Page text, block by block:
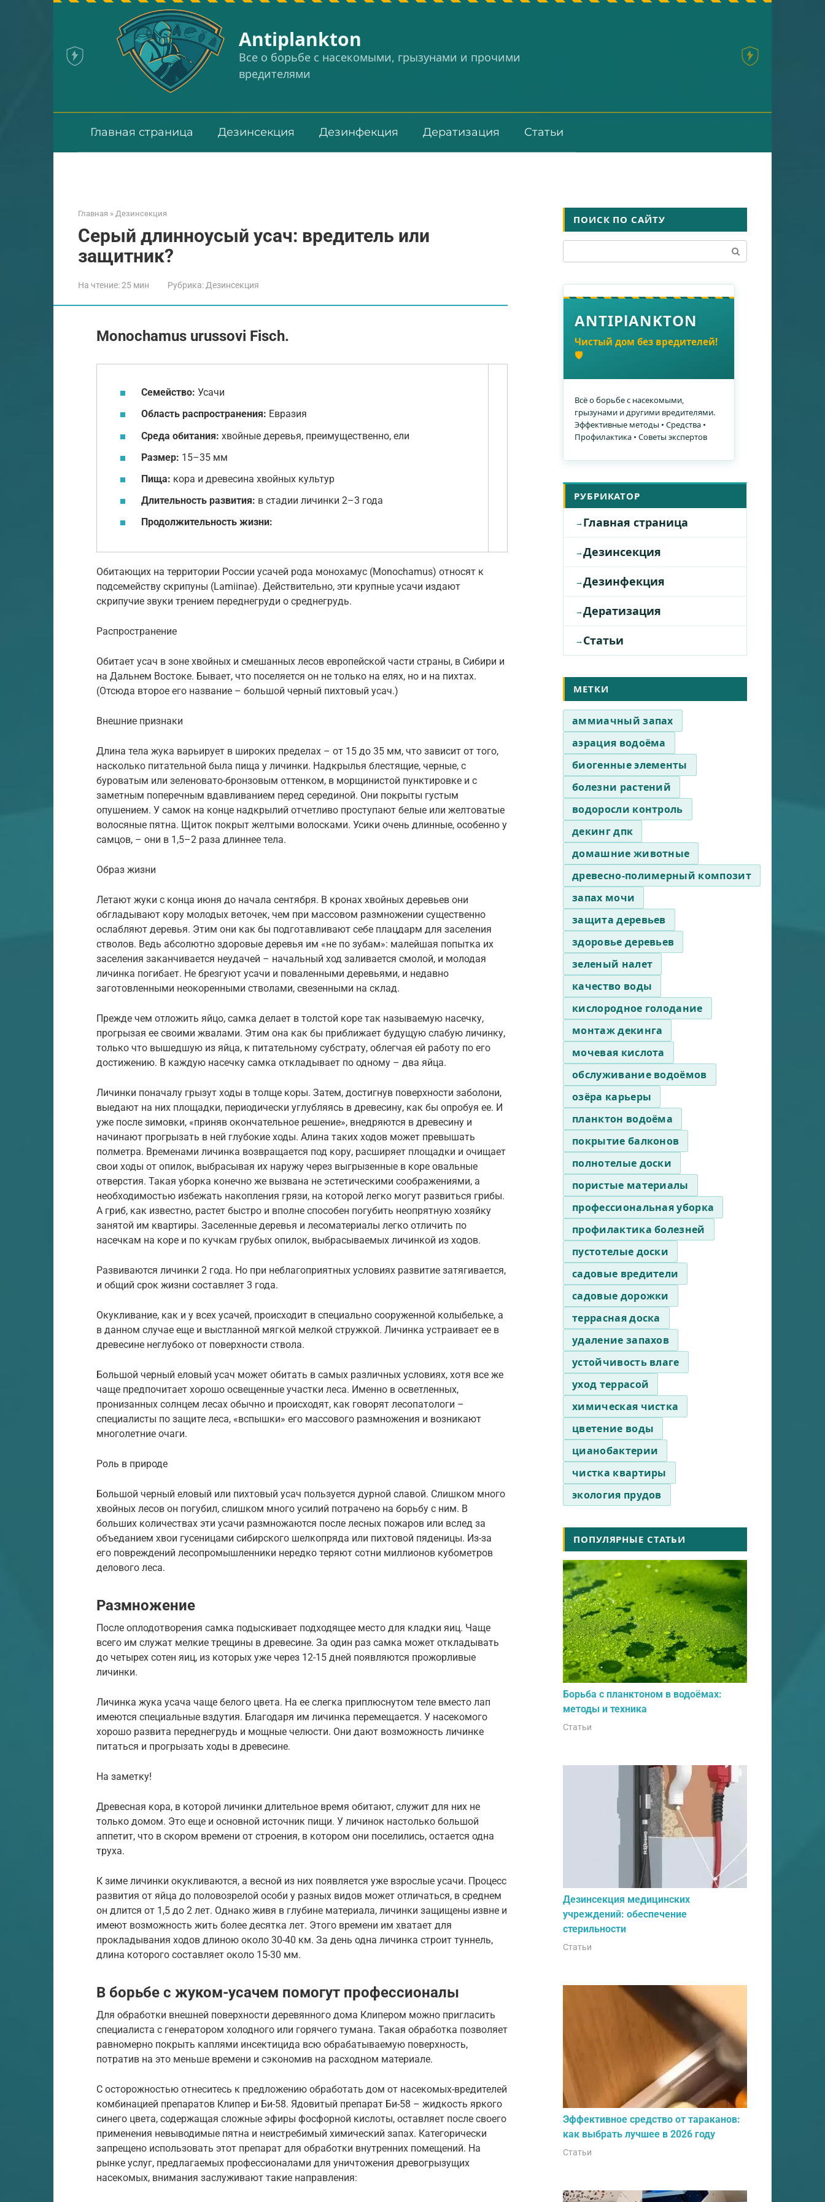
Аntiplankton
Все о борьбе с насекомыми, грызунами и прочими
вредителями
Главная страница Дезинсекция Дезинфекция Дератизация Статьи
Главная » Дезинсекция
Серый длинноусый усач: вредитель или
защитник?
На чтение:25 мин Рубрика: Дезинсекция
Monochamus urussovi Fisch.
Семейство: Усачи
Область распространения: Евразия
Среда обитания: хвойные деревья, преимущественно, ели
Размер: 15–35 мм
Пища: кора и древесина хвойных культур
Длительность развития: в стадии личинки 2–3 года
Продолжительность жизни:
Обитающих на территории России усачей рода монохамус (Monochamus) относят к
подсемейству скрипуны (Lamiinae). Действительно, эти крупные усачи издают
скрипучие звуки трением переднегруди о среднегрудь.
Распространение
Обитает усач в зоне хвойных и смешанных лесов европейской части страны, в Сибири и
на Дальнем Востоке. Бывает, что поселяется он не только на елях, но и на пихтах.
(Отсюда второе его название – большой черный пихтовый усач.)
Внешние признаки
Длина тела жука варьирует в широких пределах – от 15 до 35 мм, что зависит от того,
насколько питательной была пища у личинки. Надкрылья блестящие, черные, с
буроватым или зеленовато-бронзовым оттенком, в морщинистой пунктировке и с
заметным поперечным вдавливанием перед серединой. Они покрыты густым
опушением. У самок на конце надкрылий отчетливо проступают белые или желтоватые
волосяные пятна. Щиток покрыт желтыми волосками. Усики очень длинные, особенно у
самцов, – они в 1,5–2 раза длиннее тела.
Образ жизни
Летают жуки с конца июня до начала сентября. В кронах хвойных деревьев они
обгладывают кору молодых веточек, чем при массовом размножении существенно
ослабляют деревья. Этим они как бы подготавливают себе плацдарм для заселения
стволов. Ведь абсолютно здоровые деревья им «не по зубам»: малейшая попытка их
заселения заканчивается неудачей – начальный ход заливается смолой, и молодая
личинка погибает. Не брезгуют усачи и поваленными деревьями, и недавно
заготовленными неокоренными стволами, свезенными на склад.
Прежде чем отложить яйцо, самка делает в толстой коре так называемую насечку,
прогрызая ее своими жвалами. Этим она как бы приближает будущую слабую личинку,
только что вышедшую из яйца, к питательному субстрату, облегчая ей работу по его
достижению. В каждую насечку самка откладывает по одному – два яйца.
Личинки поначалу грызут ходы в толще коры. Затем, достигнув поверхности заболони,
выедают на них площадки, периодически углубляясь в древесину, как бы опробуя ее. И
уже после зимовки, «приняв окончательное решение», внедряются в древесину и
начинают прогрызать в ней глубокие ходы. Алина таких ходов может превышать
полметра. Временами личинка возвращается под кору, расширяет площадки и очищает
свои ходы от опилок, выбрасывая их наружу через выгрызенные в коре овальные
отверстия. Такая уборка конечно же вызвана не эстетическими соображениями, а
необходимостью избежать накопления грязи, на которой легко могут развиться грибы.
А гриб, как известно, растет быстро и вполне способен погубить неопрятную хозяйку
занятой им квартиры. Заселенные деревья и лесоматериалы легко отличить по
насечкам на коре и по кучкам грубых опилок, выбрасываемых личинкой из ходов.
Развиваются личинки 2 года. Но при неблагоприятных условиях развитие затягивается,
и общий срок жизни составляет 3 года.
Окукливание, как и у всех усачей, происходит в специально сооруженной колыбельке, а
в данном случае еще и выстланной мягкой мелкой стружкой. Личинка устраивает ее в
древесине неглубоко от поверхности ствола.
Большой черный еловый усач может обитать в самых различных условиях, хотя все же
чаще предпочитает хорошо освещенные участки леса. Именно в осветленных,
пронизанных солнцем лесах обычно и происходят, как говорят лесопатологи –
специалисты по защите леса, «вспышки» его массового размножения и возникают
многолетние очаги.
Роль в природе
Большой черный еловый или пихтовый усач пользуется дурной славой. Слишком много
хвойных лесов он погубил, слишком много усилий потрачено на борьбу с ним. В
больших количествах эти усачи размножаются после лесных пожаров или вслед за
объеданием хвои гусеницами сибирского шелкопряда или пихтовой пяденицы. Из-за
его повреждений лесопромышленники нередко теряют сотни миллионов кубометров
делового леса.
Размножение
После оплодотворения самка подыскивает подходящее место для кладки яиц. Чаще
всего им служат мелкие трещины в древесине. За один раз самка может откладывать
до четырех сотен яиц, из которых уже через 12-15 дней появляются прожорливые
личинки.
Личинка жука усача чаще белого цвета. На ее слегка приплюснутом теле вместо лап
имеются специальные вздутия. Благодаря им личинка перемещается. У насекомого
хорошо развита переднегрудь и мощные челюсти. Они дают возможность личинке
питаться и прогрызать ходы в древесине.
На заметку!
Древесная кора, в которой личинки длительное время обитают, служит для них не
только домом. Это еще и основной источник пищи. У личинок настолько большой
аппетит, что в скором времени от строения, в котором они поселились, остается одна
труха.
К зиме личинки окукливаются, а весной из них появляется уже взрослые усачи. Процесс
развития от яйца до половозрелой особи у разных видов может отличаться, в среднем
он длится от 1,5 до 2 лет. Однако живя в глубине материала, личинки защищены извне и
имеют возможность жить более десятка лет. Этого времени им хватает для
прокладывания ходов длиною около 30-40 км. За день одна личинка строит туннель,
длина которого составляет около 15-30 мм.
В борьбе с жуком-усачем помогут профессионалы
Для обработки внешней поверхности деревянного дома Клипером можно пригласить
специалиста с генератором холодного или горячего тумана. Такая обработка позволяет
равномерно покрыть каплями инсектицида всю обрабатываемую поверхность,
потратив на это меньше времени и сэкономив на расходном материале.
С осторожностью отнеситесь к предложению обработать дом от насекомых-вредителей
комбинацией препаратов Клипер и Би-58. Ядовитый препарат Би-58 – жидкость яркого
синего цвета, содержащая сложные эфиры фосфорной кислоты, оставляет после своего
применения невыводимые пятна и неистребимый химический запах. Категорически
запрещено использовать этот препарат для обработки внутренних помещений. На
рынке услуг, предлагаемых профессионалами для уничтожения древогрызущих
насекомых, внимания заслуживают такие направления:
ПОИСК ПО САЙТУ
ANTIPlANKTON
Чистый дом без вредителей!
🛡️
Всё о борьбе с насекомыми,
грызунами и другими вредителями.
Эффективные методы • Средства •
Профилактика • Советы экспертов
РУБРИКАТОР
Главная страница
Дезинсекция
Дезинфекция
Дератизация
Статьи
МЕТКИ
аммиачный запах
аэрация водоёма
биогенные элементы
болезни растений
водоросли контроль
декинг дпк
домашние животные
древесно-полимерный композит
запах мочи
защита деревьев
здоровье деревьев
зеленый налет
качество воды
кислородное голодание
монтаж декинга
мочевая кислота
обслуживание водоёмов
озёра карьеры
планктон водоёма
покрытие балконов
полнотелые доски
пористые материалы
профессиональная уборка
профилактика болезней
пустотелые доски
садовые вредители
садовые дорожки
террасная доска
удаление запахов
устойчивость влаге
уход террасой
химическая чистка
цветение воды
цианобактерии
чистка квартиры
экология прудов
ПОПУЛЯРНЫЕ СТАТЬИ
Борьба с планктоном в водоёмах:
методы и техника
Статьи
Дезинсекция медицинских
учреждений: обеспечение
стерильности
Статьи
Эффективное средство от тараканов:
как выбрать лучшее в 2026 году
Статьи